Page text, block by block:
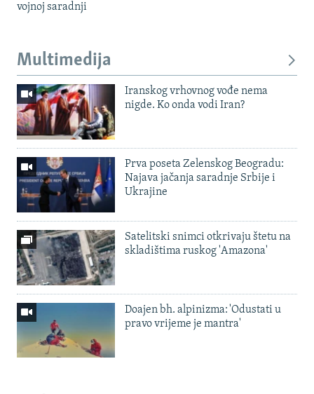
vojnoj saradnji
Multimedija
Iranskog vrhovnog vođe nema
nigde. Ko onda vodi Iran?
Prva poseta Zelenskog Beogradu:
Najava jačanja saradnje Srbije i
Ukrajine
Satelitski snimci otkrivaju štetu na
skladištima ruskog 'Amazona'
Doajen bh. alpinizma: 'Odustati u
pravo vrijeme je mantra'